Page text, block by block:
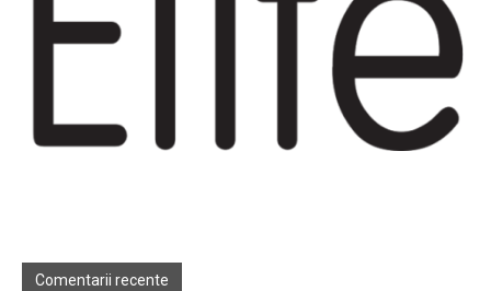
Comentarii recente